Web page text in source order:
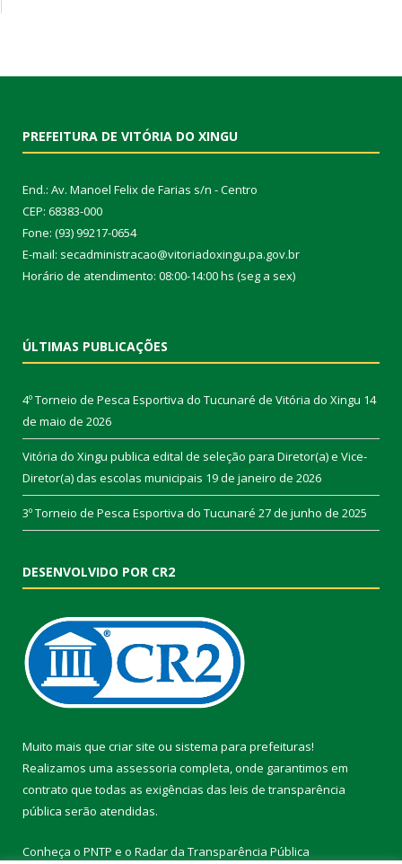
PREFEITURA DE VITÓRIA DO XINGU
End.: Av. Manoel Felix de Farias s/n - Centro
CEP: 68383-000
Fone: (93) 99217-0654
E-mail: secadministracao@vitoriadoxingu.pa.gov.br
Horário de atendimento: 08:00-14:00 hs (seg a sex)
ÚLTIMAS PUBLICAÇÕES
4º Torneio de Pesca Esportiva do Tucunaré de Vitória do Xingu 14
de maio de 2026
Vitória do Xingu publica edital de seleção para Diretor(a) e Vice-
Diretor(a) das escolas municipais 19 de janeiro de 2026
3º Torneio de Pesca Esportiva do Tucunaré 27 de junho de 2025
DESENVOLVIDO POR CR2
Muito mais que criar site ou sistema para prefeituras!
Realizamos uma assessoria completa, onde garantimos em
contrato que todas as exigências das leis de transparência
pública serão atendidas.
Conheça o PNTP e o Radar da Transparência Pública